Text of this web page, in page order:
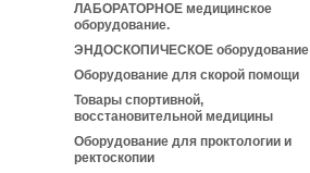
ЛАБОРАТОРНОЕ медицинское
оборудование.
ЭНДОСКОПИЧЕСКОЕ оборудование
Оборудование для скорой помощи
Товары спортивной,
восстановительной медицины
Оборудование для проктологии и
ректоскопии